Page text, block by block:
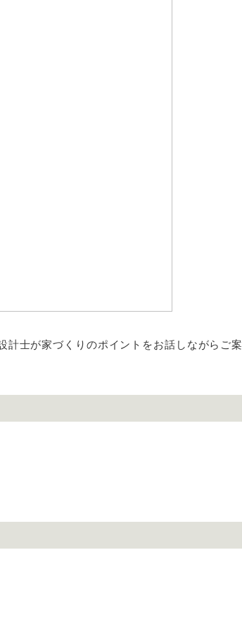
士が家づくりのポイントをお話しながらご案